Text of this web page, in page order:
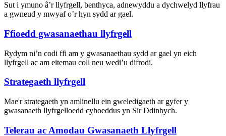
Sut i ymuno â’r llyfrgell, benthyca, adnewyddu a dychwelyd llyfrau
a gwneud y mwyaf o’r hyn sydd ar gael.
Ffioedd gwasanaethau llyfrgell
Rydym ni’n codi ffi am y gwasanaethau sydd ar gael yn eich
llyfrgell ac am eitemau coll neu wedi’u difrodi.
Strategaeth llyfrgell
Mae'r strategaeth yn amlinellu ein gweledigaeth ar gyfer y
gwasanaeth llyfrgelloedd cyhoeddus yn Sir Ddinbych.
Telerau ac Amodau Gwasanaeth Llyfrgell